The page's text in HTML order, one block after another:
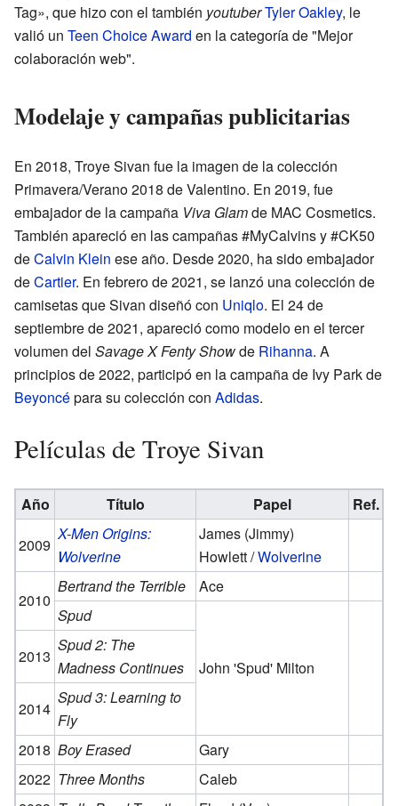
Tag», que hizo con el también youtuberTyler Oakley, le
valió un Teen Choice Award en la categoría de "Mejor
colaboración web".
Modelaje y campañas publicitarias
En 2018, Troye Sivan fue la imagen de la colección
Primavera/Verano 2018 de Valentino. En 2019, fue
embajador de la campaña Viva Glamde MAC Cosmetics.
También apareció en las campañas #MyCalvins y #CK50
deCalvin Klein ese año. Desde 2020, ha sido embajador
deCartier. En febrero de 2021, se lanzó una colección de
camisetas que Sivan diseñó con Uniqlo. El 24 de
septiembre de 2021, apareció como modelo en el tercer
volumen del Savage X Fenty Showde Rihanna. A
principios de 2022, participó en la campaña de Ivy Park de
Beyoncépara su colección con Adidas.
Películas de Troye Sivan
Año Título Papel
Ref.
2009
X-Men Origins:
Wolverine
James (Jimmy)
Howlett /Wolverine
2010
Bertrand the Terrible
Ace
Spud
John 'Spud' Milton
2013
Spud 2: The
Madness Continues
2014
Spud 3: Learning to
Fly
2018 Boy Erased
Gary
2022 Three Months
Caleb